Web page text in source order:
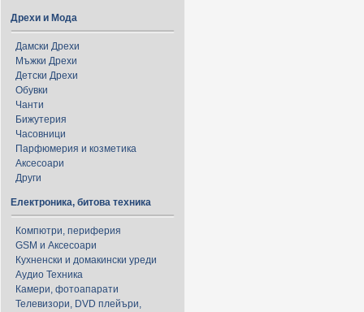
Дрехи и Мода
Дамски Дрехи
Мъжки Дрехи
Детски Дрехи
Обувки
Чанти
Бижутерия
Часовници
Парфюмерия и козметика
Аксесоари
Други
Електроника, битова техника
Компютри, периферия
GSM и Аксесоари
Кухненски и домакински уреди
Аудио Техника
Камери, фотоапарати
Телевизори, DVD плейъри,